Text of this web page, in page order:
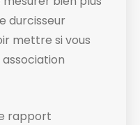
durcisseur
mettre si vous
rapport